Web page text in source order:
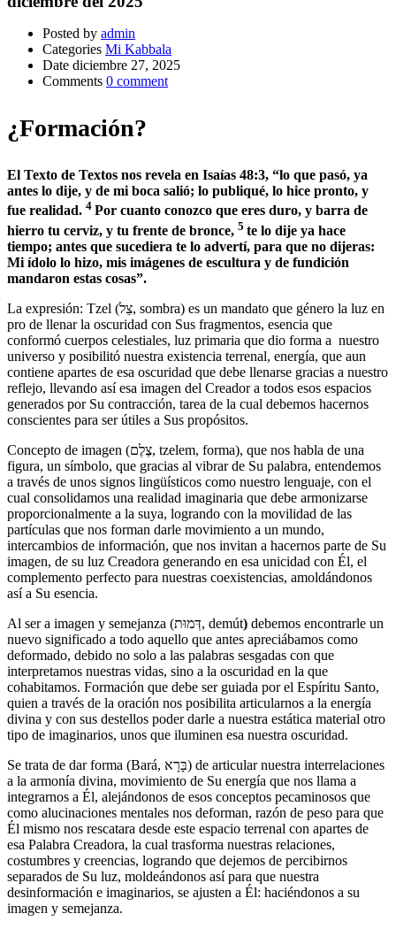
Posted by admin
Categories Mi Kabbala
Date diciembre 27, 2025
Comments 0 comment
¿Formación?
El Texto de Textos nos revela en Isaías 48:3, “lo que pasó, ya
antes lo dije, y de mi boca salió; lo publiqué, lo hice pronto, y
fue realidad. 4 Por cuanto conozco que eres duro, y barra de
hierro tu cerviz, y tu frente de bronce, 5 te lo dije ya hace
tiempo; antes que sucediera te lo advertí, para que no dijeras:
Mi ídolo lo hizo, mis imágenes de escultura y de fundición
mandaron estas cosas”.
La expresión: Tzel (צֵל, sombra) es un mandato que género la luz en
pro de llenar la oscuridad con Sus fragmentos, esencia que
conformó cuerpos celestiales, luz primaria que dio forma a nuestro
universo y posibilitó nuestra existencia terrenal, energía, que aun
contiene apartes de esa oscuridad que debe llenarse gracias a nuestro
reflejo, llevando así esa imagen del Creador a todos esos espacios
generados por Su contracción, tarea de la cual debemos hacernos
conscientes para ser útiles a Sus propósitos.
Concepto de imagen (צֶלֶם, tzelem, forma), que nos habla de una
figura, un símbolo, que gracias al vibrar de Su palabra, entendemos
a través de unos signos lingüísticos como nuestro lenguaje, con el
cual consolidamos una realidad imaginaria que debe armonizarse
proporcionalmente a la suya, logrando con la movilidad de las
partículas que nos forman darle movimiento a un mundo,
intercambios de información, que nos invitan a hacernos parte de Su
imagen, de su luz Creadora generando en esa unicidad con Él, el
complemento perfecto para nuestras coexistencias, amoldándonos
así a Su esencia.
Al ser a imagen y semejanza (דְּמוּת, demút) debemos encontrarle un
nuevo significado a todo aquello que antes apreciábamos como
deformado, debido no solo a las palabras sesgadas con que
interpretamos nuestras vidas, sino a la oscuridad en la que
cohabitamos. Formación que debe ser guiada por el Espíritu Santo,
quien a través de la oración nos posibilita articularnos a la energía
divina y con sus destellos poder darle a nuestra estática material otro
tipo de imaginarios, unos que iluminen esa nuestra oscuridad.
Se trata de dar forma (Bará, בָּרָא) de articular nuestra interrelaciones
a la armonía divina, movimiento de Su energía que nos llama a
integrarnos a Él, alejándonos de esos conceptos pecaminosos que
como alucinaciones mentales nos deforman, razón de peso para que
Él mismo nos rescatara desde este espacio terrenal con apartes de
esa Palabra Creadora, la cual trasforma nuestras relaciones,
costumbres y creencias, logrando que dejemos de percibirnos
separados de Su luz, moldeándonos así para que nuestra
desinformación e imaginarios, se ajusten a Él: haciéndonos a su
imagen y semejanza.